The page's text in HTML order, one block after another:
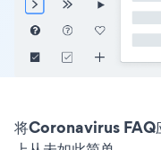
将Coronavirus FAQ